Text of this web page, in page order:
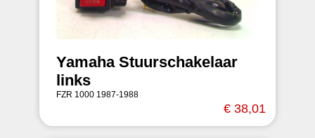
Yamaha Stuurschakelaar
links
FZR 1000 1987-1988
€ 38,01